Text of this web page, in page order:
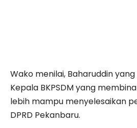
Wako menilai, Baharuddin
Kepala BKPSDM yang
lebih mampu menyelesaikan
DPRD Pekanbaru.